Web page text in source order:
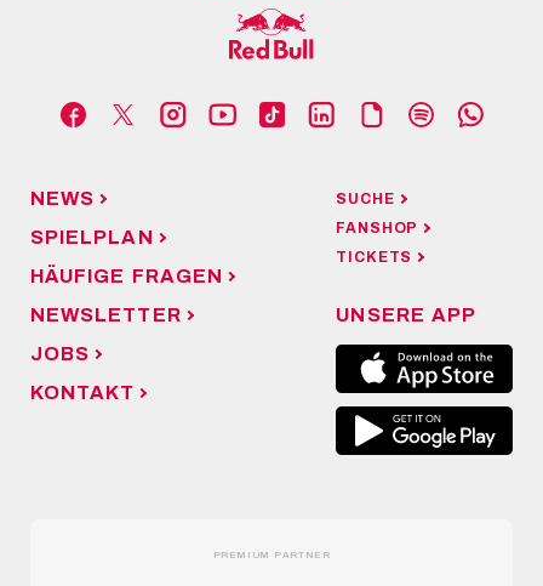
NEWS
SPIELPLAN
HÄUFIGE FRAGEN
NEWSLETTER
JOBS
KONTAKT
SUCHE
FANSHOP
TICKETS
UNSERE APP
PREMIUM PARTNER